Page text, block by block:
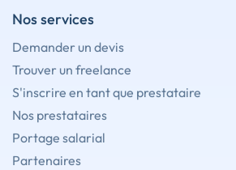
Nos services
Demander un devis
Trouver un freelance
S'inscrire en tant que prestataire
Nos prestataires
Portage salarial
Partenaires